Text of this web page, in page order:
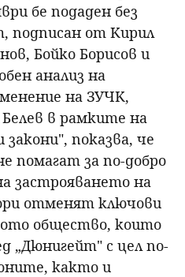
бе подаден без
подписан от Кирил
Бойко Борисов и
анализ на
на ЗУЧК,
в рамките на
показва, че
помагат за по-добро
застрояването на
отменят ключови
общество, които
„Дюнигейт" с цел по-
както и